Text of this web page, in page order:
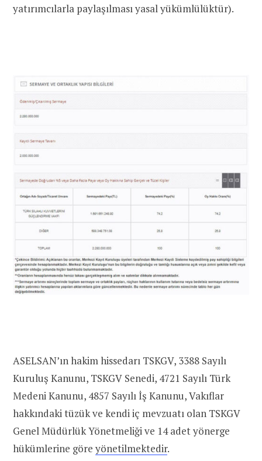
yatırımcılarla paylaşılması yasal yükümlülüktür).
ASELSAN’ın hakim hissedarı TSKGV, 3388 Sayılı
Kuruluş Kanunu, TSKGV Senedi, 4721 Sayılı Türk
Medeni Kanunu, 4857 Sayılı İş Kanunu, Vakıflar
hakkındaki tüzük ve kendi iç mevzuatı olan TSKGV
Genel Müdürlük Yönetmeliği ve 14 adet yönerge
hükümlerine göre yönetilmektedir.